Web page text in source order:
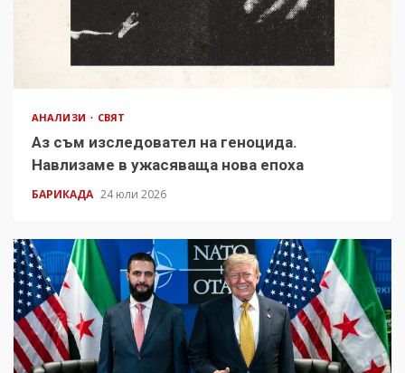
АНАЛИЗИ СВЯТ
Аз съм изследовател на геноцида.
Навлизаме в ужасяваща нова епоха
БАРИКАДА 24 юли 2026